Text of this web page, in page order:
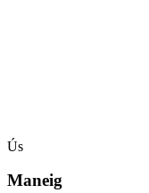
Ús
Maneig